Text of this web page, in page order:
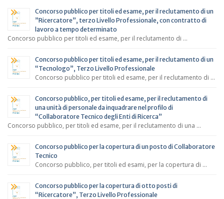
Concorso pubblico per titoli ed esame, per il reclutamento di un
”Ricercatore”, terzo Livello Professionale, con contratto di
lavoro a tempo determinato
Concorso pubblico per titoli ed esame, per il reclutamento di …
Concorso pubblico per titoli ed esame, per il reclutamento di un
“Tecnologo”, Terzo Livello Professionale
Concorso pubblico per titoli ed esame, per il reclutamento di …
Concorso pubblico, per titoli ed esame, per il reclutamento di
una unità di personale da inquadrare nel profilo di
“Collaboratore Tecnico degli Enti di Ricerca”
Concorso pubblico, per titoli ed esame, per il reclutamento di una …
Concorso pubblico per la copertura di un posto di Collaboratore
Tecnico
Concorso pubblico, per titoli ed esami, per la copertura di …
Concorso pubblico per la copertura di otto posti di
“Ricercatore”, Terzo Livello Professionale